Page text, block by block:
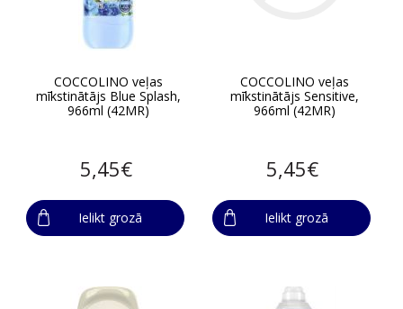
COCCOLINO veļas
mīkstinātājs Blue Splash,
966ml (42MR)
5,45€
Ielikt grozā
COCCOLINO veļas
mīkstinātājs Sensitive,
966ml (42MR)
5,45€
Ielikt grozā